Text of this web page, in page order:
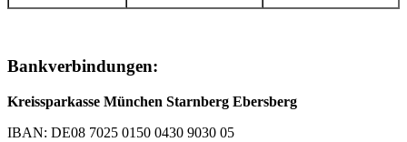
Bankverbindungen:
Kreissparkasse München Starnberg Ebersberg
IBAN: DE08 7025 0150 0430 9030 05